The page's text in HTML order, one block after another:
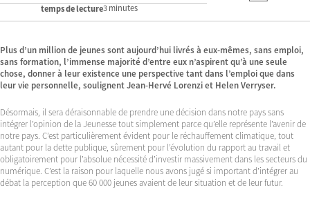
temps de lecture3 minutes
Plus d’un million de jeunes sont aujourd’hui livrés à eux-mêmes, sans emploi,
sans formation, l’immense majorité d’entre eux n’aspirent qu’à une seule
chose, donner à leur existence une perspective tant dans l’emploi que dans
leur vie personnelle, soulignent Jean-Hervé Lorenzi et Helen Verryser.
Désormais, il sera déraisonnable de prendre une décision dans notre pays sans
intégrer l’opinion de la Jeunesse tout simplement parce qu’elle représente l’avenir de
notre pays. C’est particulièrement évident pour le réchauffement climatique, tout
autant pour la dette publique, sûrement pour l’évolution du rapport au travail et
obligatoirement pour l’absolue nécessité d’investir massivement dans les secteurs du
numérique. C’est la raison pour laquelle nous avons jugé si important d’intégrer au
débat la perception que 60 000 jeunes avaient de leur situation et de leur futur.